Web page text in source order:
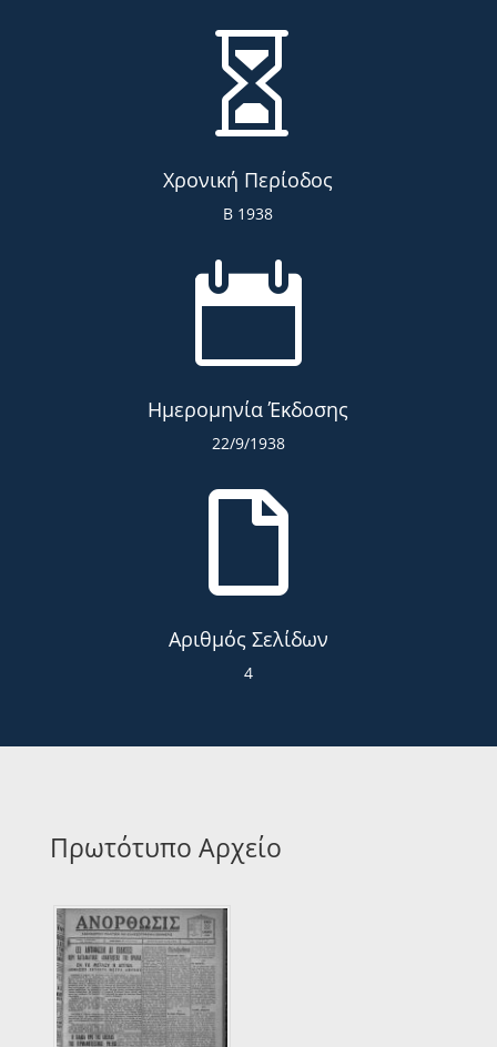

Χρονική Περίοδος
Β 1938

Ημερομηνία Έκδοσης
22/9/1938

Αριθμός Σελίδων
4
Πρωτότυπο Αρχείο